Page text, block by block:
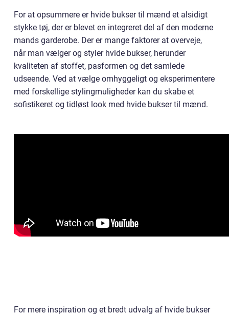
For at opsummere er hvide bukser til mænd et alsidigt
stykke tøj, der er blevet en integreret del af den moderne
mands garderobe. Der er mange faktorer at overveje,
når man vælger og styler hvide bukser, herunder
kvaliteten af stoffet, pasformen og det samlede
udseende. Ved at vælge omhyggeligt og eksperimentere
med forskellige stylingmuligheder kan du skabe et
sofistikeret og tidløst look med hvide bukser til mænd.
For mere inspiration og et bredt udvalg af hvide bukser